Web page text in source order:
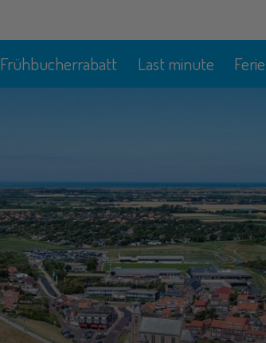
Frühbucherrabatt Last minute